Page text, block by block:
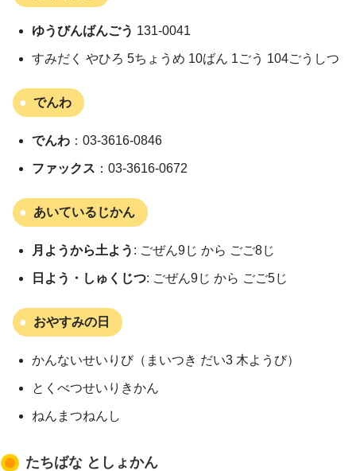
ゆうびんばんごう 131-0041
すみだく やひろ 5ちょうめ 10ばん 1ごう 104ごうしつ
でんわ
でんわ ：03-3616-0846
ファックス ：03-3616-0672
あいているじかん
月ようから土よう : ごぜん9じ から ごご8じ
日よう・しゅくじつ: ごぜん9じ から ごご5じ
おやすみの日
かんないせいりび（まいつき だい3 木ようび）
とくべつせいりきかん
ねんまつねんし
たちばな としょかん